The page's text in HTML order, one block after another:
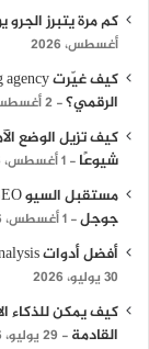
كم مرة يتبرز
أغسطس، 2026
الرقمي؟ 2 أغسطس، 2026
كيف تزيل الوضع
شيوعًا
1 أغسطس، 2026
جوجل 1 أغسطس، 2026
أفضل أدوات Keyword Gap Analysis لاكتشاف فرص كلمات منافسيك
30 يوليو، 2026
كيف يمكن للذكاء
القادمة
29 يوليو، 2026